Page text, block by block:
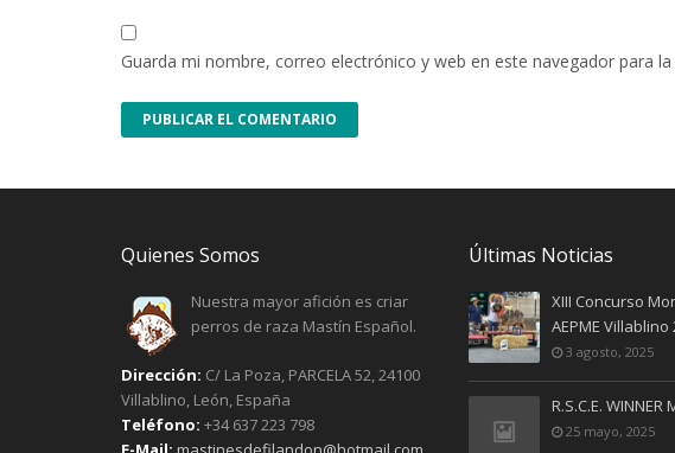
Guarda mi nombre, correo electrónico y web en este navegador para
Quienes Somos
Nuestra mayor afición es criar
perros de raza Mastín Español.
Dirección: C/ La Poza, PARCELA 52, 24100
Villablino, León, España
Teléfono: +34 637 223 798
Últimas Noticias
XIII Concurso
AEPME Villablino
3 agosto, 2025
R.S.C.E. WINNER
25 mayo, 2025